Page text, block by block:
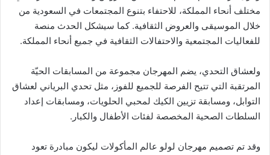
مختلف أنحاء المملكة، للاحتفاء بتنوع المجتمعات في السعودية من
خلال الموسيقى والعروض الثقافية. كما سيشكل الحدث منصة
للفعاليات المجتمعية والاحتفالات الثقافية في جميع أنحاء المملكة.
ولعشاق التحدي، يضم المهرجان مجموعة من المسابقات الحيّة
المرتقبة التي تتيح الفرصة للجميع للفوز، مثل تحدي البرياني لعشاق
التوابل، ومسابقة تزيين الكيك لمحبي الحلويات، ومسابقات إعداد
السلطات الصحية المخصصة لفئات الأطفال والكبار.
وقد تم تصميم مهرجان لولو عالم المأكولات ليكون مبادرة تعود